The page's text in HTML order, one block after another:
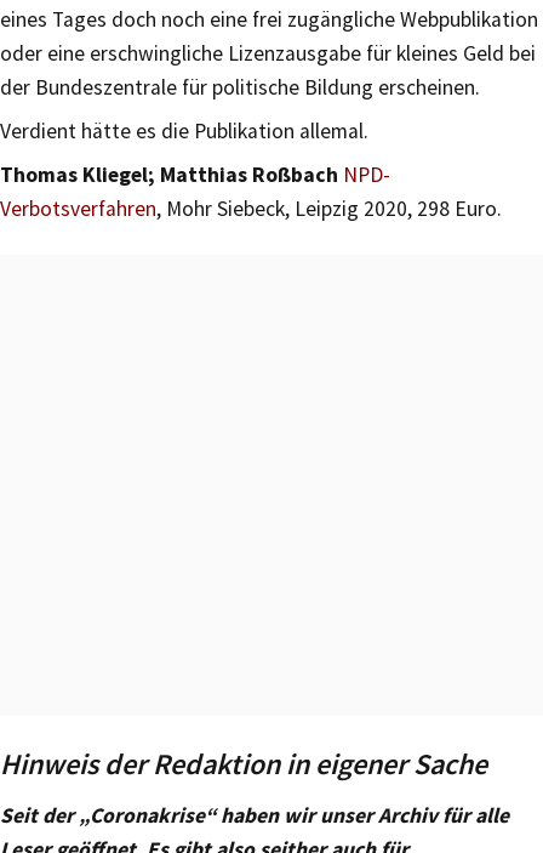
eines Tages doch noch eine frei zugängliche Webpublikation
oder eine erschwingliche Lizenzausgabe für kleines Geld bei
der Bundeszentrale für politische Bildung erscheinen.
Verdient hätte es die Publikation allemal.
Thomas Kliegel; Matthias Roßbach NPD-
Verbotsverfahren, Mohr Siebeck, Leipzig 2020, 298 Euro.
Hinweis der Redaktion in eigener Sache
Seit der „Coronakrise“ haben wir unser Archiv für alle